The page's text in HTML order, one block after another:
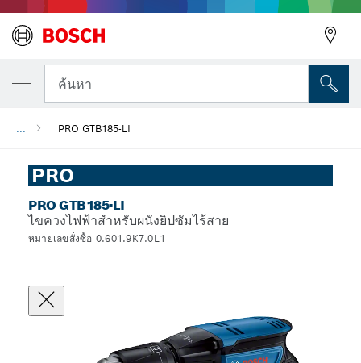
ค้นหา
... PRO GTB185-LI
PRO
PRO GTB185-LI
ไขควงไฟฟ้าสำหรับผนังยิปซัมไร้สาย
หมายเลขสั่งซื้อ 0.601.9K7.0L1